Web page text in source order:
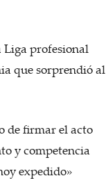
Liga profesional
que sorprendió al
de firmar el acto
y competencia
expedido»